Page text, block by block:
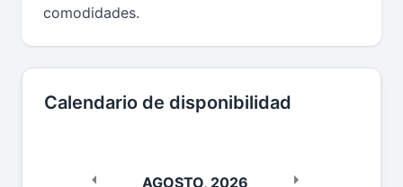
comodidades.
Calendario de disponibilidad
AGOSTO, 2026